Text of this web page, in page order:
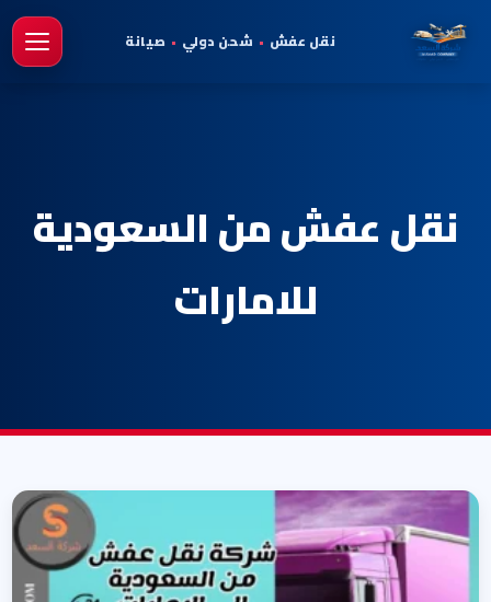
نقل عفش • شحن دولي • صيانة
نقل عفش من السعودية
للامارات